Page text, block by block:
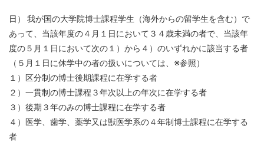
日） 我が国の大学院博士課程学生（海外からの留学生を含む）で
あって、当該年度の４⽉１⽇において３４歳未満の者で、当該年
度の５⽉１⽇において次の１）から４）のいずれかに該当する者
（５月１日に休学中の者の扱いについては、※参照）
１）区分制の博士後期課程に在学する者
２）一貫制の博士課程３年次以上の年次に在学する者
３）後期３年のみの博士課程に在学する者
４）医学、歯学、薬学又は獣医学系の４年制博士課程に在学する
者